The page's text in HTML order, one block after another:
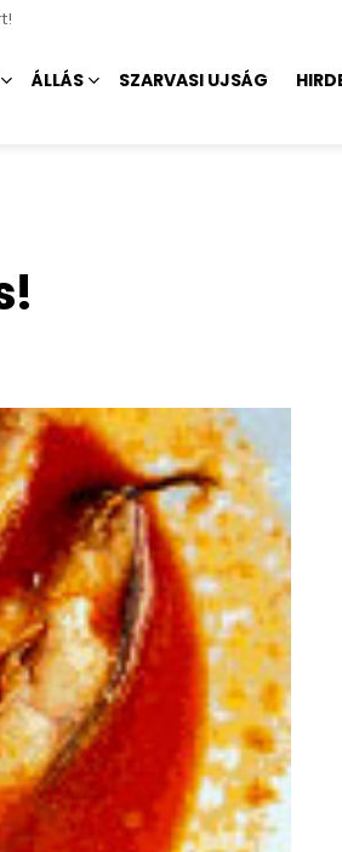
ÁLLÁS SZARVASI UJSÁG